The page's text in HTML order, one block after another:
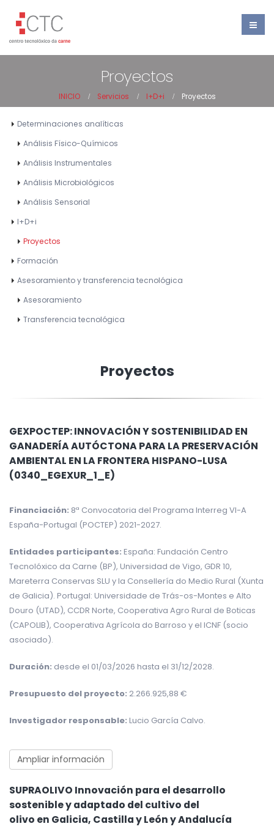
Proyectos
INICIO Servicios I+D+i Proyectos
Determinaciones analíticas
Análisis Físico-Químicos
Análisis Instrumentales
Análisis Microbiológicos
Análisis Sensorial
I+D+i
Proyectos
Formación
Asesoramiento y transferencia tecnológica
Asesoramiento
Transferencia tecnológica
Proyectos
GEXPOCTEP: INNOVACIÓN Y SOSTENIBILIDAD EN
GANADERÍA AUTÓCTONA PARA LA PRESERVACIÓN
AMBIENTAL EN LA FRONTERA HISPANO-LUSA
(0340_EGEXUR_1_E)
Financiación: 8ª Convocatoria del Programa Interreg VI-A
España-Portugal (POCTEP) 2021-2027.
Entidades participantes: España: Fundación Centro
Tecnolóxico da Carne (BP), Universidad de Vigo, GDR 10,
Mareterra Conservas SLU y la Consellería do Medio Rural (Xunta
de Galicia). Portugal: Universidade de Trás-os-Montes e Alto
Douro (UTAD), CCDR Norte, Cooperativa Agro Rural de Boticas
(CAPOLIB), Cooperativa Agrícola do Barroso y el ICNF (socio
asociado).
Duración: desde el 01/03/2026 hasta el 31/12/2028.
Presupuesto del proyecto: 2.266.925,88 €
Investigador responsable: Lucio García Calvo.
Ampliar información
SUPRAOLIVO Innovación para el desarrollo
sostenible y adaptado del cultivo del
olivo en Galicia, Castilla y León y Andalucía